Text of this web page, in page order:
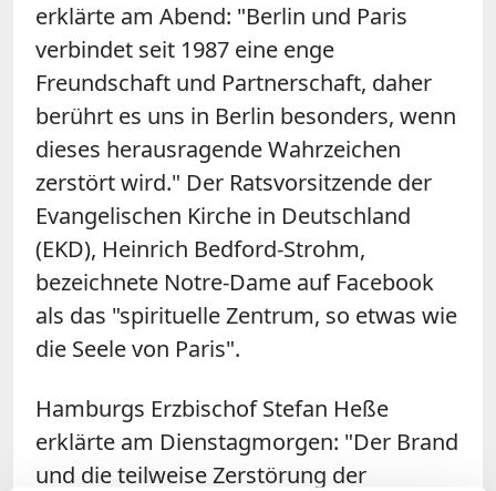
erklärte am Abend: "Berlin und Paris
verbindet seit 1987 eine enge
Freundschaft und Partnerschaft, daher
berührt es uns in Berlin besonders, wenn
dieses herausragende Wahrzeichen
zerstört wird." Der Ratsvorsitzende der
Evangelischen Kirche in Deutschland
(EKD), Heinrich Bedford-Strohm,
bezeichnete Notre-Dame auf Facebook
als das "spirituelle Zentrum, so etwas wie
die Seele von Paris".
Hamburgs Erzbischof Stefan Heße
erklärte am Dienstagmorgen: "Der Brand
und die teilweise Zerstörung der